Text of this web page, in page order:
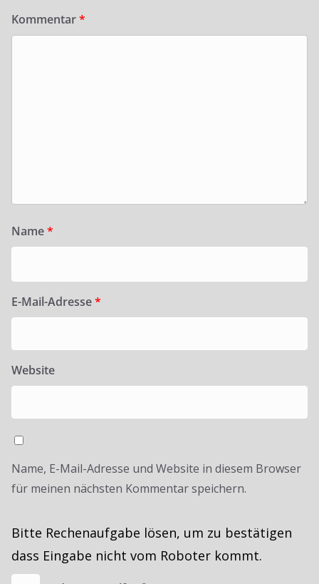
Kommentar*
Name*
E-Mail-Adresse*
Website
Name, E-Mail-Adresse und Website in diesem Browser
für meinen nächsten Kommentar speichern.
Bitte Rechenaufgabe lösen, um zu bestätigen
dass Eingabe nicht vom Roboter kommt.